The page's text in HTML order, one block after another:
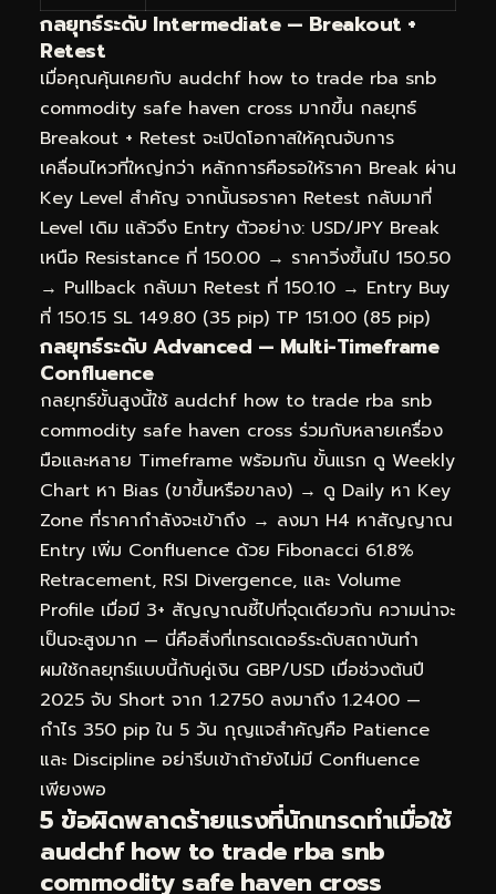
กลยุทธ์ระดับ Intermediate — Breakout +
Retest
เมื่อคุณคุ้นเคยกับ audchf how to trade rba snb
commodity safe haven cross มากขึ้น กลยุทธ์
Breakout + Retest จะเปิดโอกาสให้คุณจับการ
เคลื่อนไหวที่ใหญ่กว่า หลักการคือรอให้ราคา Break ผ่าน
Key Level สำคัญ จากนั้นรอราคา Retest กลับมาที่
Level เดิม แล้วจึง Entry ตัวอย่าง: USD/JPY Break
เหนือ Resistance ที่ 150.00 → ราคาวิ่งขึ้นไป 150.50
→ Pullback กลับมา Retest ที่ 150.10 → Entry Buy
ที่ 150.15 SL 149.80 (35 pip) TP 151.00 (85 pip)
กลยุทธ์ระดับ Advanced — Multi-Timeframe
Confluence
กลยุทธ์ขั้นสูงนี้ใช้ audchf how to trade rba snb
commodity safe haven cross ร่วมกับหลายเครื่อง
มือและหลาย Timeframe พร้อมกัน ขั้นแรก ดู Weekly
Chart หา Bias (ขาขึ้นหรือขาลง) → ดู Daily หา Key
Zone ที่ราคากำลังจะเข้าถึง → ลงมา H4 หาสัญญาณ
Entry เพิ่ม Confluence ด้วย Fibonacci 61.8%
Retracement, RSI Divergence, และ Volume
Profile เมื่อมี 3+ สัญญาณชี้ไปที่จุดเดียวกัน ความน่าจะ
เป็นจะสูงมาก — นี่คือสิ่งที่เทรดเดอร์ระดับสถาบันทำ
ผมใช้กลยุทธ์แบบนี้กับคู่เงิน GBP/USD เมื่อช่วงต้นปี
2025 จับ Short จาก 1.2750 ลงมาถึง 1.2400 —
กำไร 350 pip ใน 5 วัน กุญแจสำคัญคือ Patience
และ Discipline อย่ารีบเข้าถ้ายังไม่มี Confluence
เพียงพอ
5 ข้อผิดพลาดร้ายแรงที่นักเทรดทำเมื่อใช้
audchf how to trade rba snb
commodity safe haven cross